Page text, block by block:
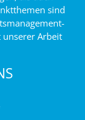
sind
unserer Arbeit